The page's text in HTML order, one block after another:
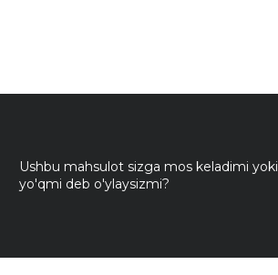
Ushbu mahsulot sizga mos keladimi yoki
yo'qmi deb o'ylaysizmi?